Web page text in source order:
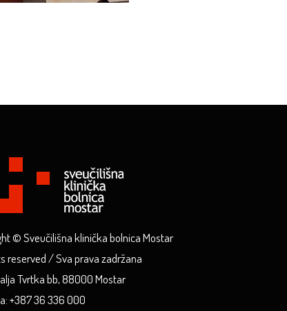
© Sveučilišna klinička bolnica Mostar
reserved / Sva prava zadržana
Tvrtka bb, 88000 Mostar
+387 36 336 000